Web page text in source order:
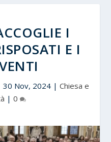
I
E I
30 Nov, 2024| Chiesa e
| 0